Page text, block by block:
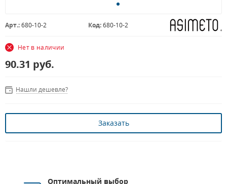
Арт.:680-10-2 Код:680-10-2
Нет в наличии
90.31 руб.
Нашли дешевле?
Заказать
Оптимальный выбор